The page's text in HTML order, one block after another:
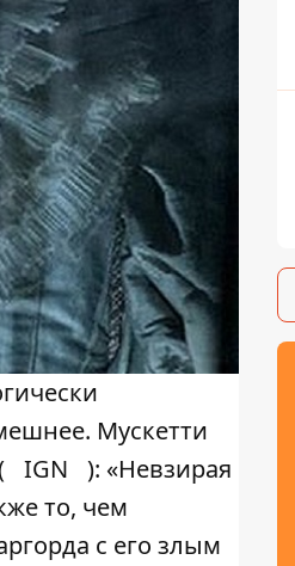
Мускетти
IGN
): «Невзирая
то, чем
с его злым